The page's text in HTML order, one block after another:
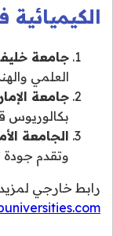
الكيميائية
جامعة
العلمي
جامعة
بكالوريوس
الجامعة
وتقدم جودة
رابط خارجي